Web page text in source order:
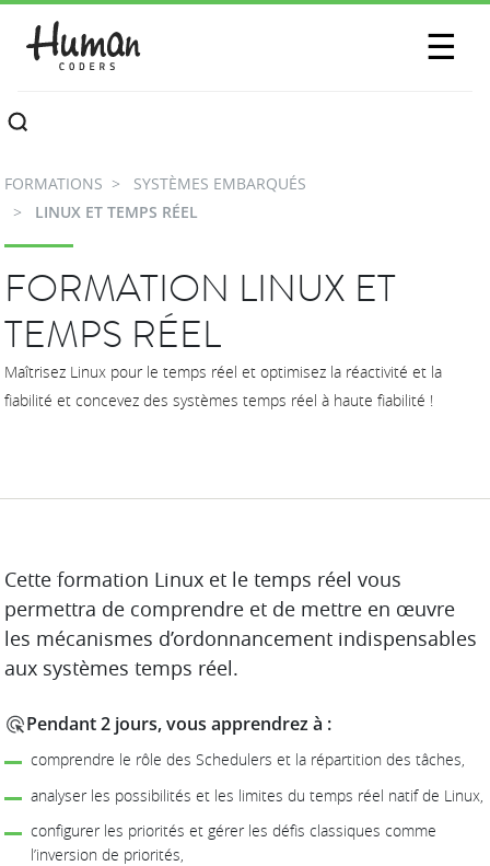
☰
CONTACTEZ-NOUS
FORMATIONS
SYSTÈMES EMBARQUÉS
LINUX ET TEMPS RÉEL
FORMATION LINUX ET
TEMPS RÉEL
Maîtrisez Linux pour le temps réel et optimisez la réactivité et la
fiabilité et concevez des systèmes temps réel à haute fiabilité !
DESCRIPTION
Cette formation Linux et le temps réel vous
permettra de comprendre et de mettre en œuvre
les mécanismes d’ordonnancement indispensables
aux systèmes temps réel.
Pendant 2 jours, vous apprendrez à :
comprendre le rôle des Schedulers et la répartition des tâches,
analyser les possibilités et les limites du temps réel natif de Linux,
configurer les priorités et gérer les défis classiques comme
l’inversion de priorités,